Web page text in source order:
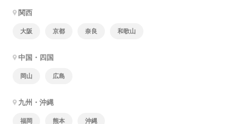
関西
大阪 京都 奈良 和歌山
中国・四国
岡山 広島
九州・沖縄
福岡 熊本 沖縄